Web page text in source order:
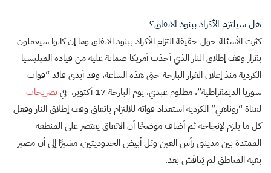
هل سيلتزم الأكراد ببنود الاتفاق؟
كثرت الأسئلة حول حقيقة التزام الأكراد ببنود الاتفاق وما إن كانوا سيعملون
بقرار وقف إطلاق النار الذي أخذت أمريكا ضمانة عليه من قيادة الميليشيا
الكردية منذ إعلان القرار البارحة حتى هذه الساعة، وقد أبدى قائد “قوات
سوريا الديمقراطية”، مظلوم عبدي، يوم البارحة 17 أكتوبر، في
تصريحات
لقناة “روناهي” الكردية استعداد قواته للالتزام باتفاق وقف إطلاق النار وفعل
كل ما يلزم لإنجاحه ثم أضاف موضحًا أن الاتفاق يقتصر على المنطقة
الممتدة بين مدينتي رأس العين وتل أبيض الحدوديتين، مشيرًا إلى أن مصير
بقية المناطق لم يُناقش بعد.